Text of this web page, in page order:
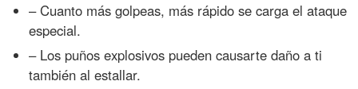
– Cuanto más golpeas, más rápido se carga el ataque
especial.
– Los puños explosivos pueden causarte daño a ti
también al estallar.